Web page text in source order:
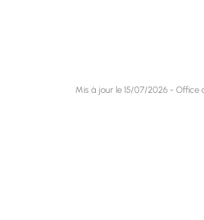
Mis à jour le 15/07/2026 -